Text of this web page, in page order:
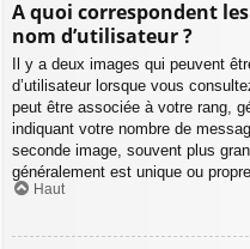
A quoi correspondent
nom d’utilisateur ?
Il y a deux images qui peuvent
d’utilisateur lorsque vous
peut être associée à votre rang,
indiquant votre nombre de
seconde image, souvent plus
généralement est unique ou
Haut